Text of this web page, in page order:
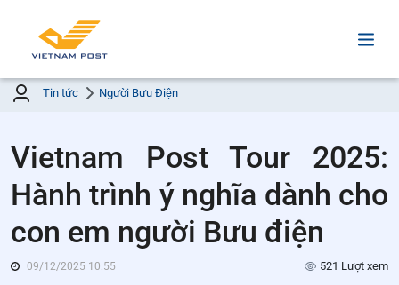
Tin tức Người Bưu Điện
Vietnam Post Tour 2025:
Hành trình ý nghĩa dành cho
con em người Bưu điện
09/12/2025 10:55 521 Lượt xem